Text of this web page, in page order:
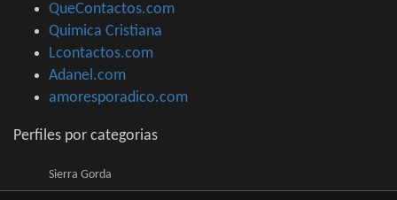
QueContactos.com
Quimica Cristiana
Lcontactos.com
Adanel.com
amoresporadico.com
Perfiles por categorias
Sierra Gorda